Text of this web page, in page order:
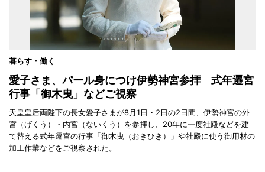
暮らす・働く
愛子さま、パール身につけ伊勢神宮参拝 式年遷宮
行事「御木曳」などご視察
天皇皇后両陛下の長女愛子さまが8月1日・2日の2日間、伊勢神宮の外
宮（げくう）・内宮（ないくう）を参拝し、20年に一度社殿などを建
て替える式年遷宮の行事「御木曳（おきひき）」や社殿に使う御用材の
加工作業などをご視察された。